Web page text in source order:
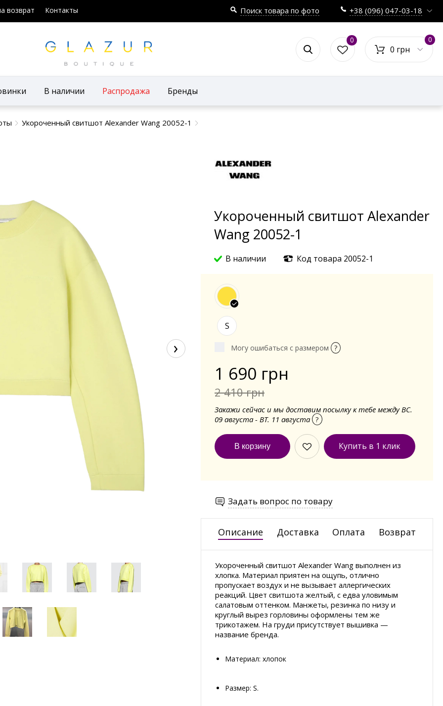
возврат Контакты Поиск товара по фото +38 (096) 047-03-18
В наличии Распродажа Бренды
0
0 грн
0
Укороченный свитшот Alexander Wang 20052-1
›
Укороченный свитшот Alexander
Wang 20052-1
В наличии Код товара 20052-1
S
Могу ошибаться с размером ?
1 690 грн
2 410 грн
Закажи сейчас и мы доставим посылку к тебе между ВС.
09 августа - ВТ. 11 августа ?
Купить в 1 клик
Задать вопрос по товару
Описание Доставка Оплата Возврат
Укороченный свитшот Alexander Wang выполнен из
хлопка. Материал приятен на ощупь, отлично
пропускает воздух и не вызывает аллергических
реакций. Цвет свитшота желтый, с едва уловимым
салатовым оттенком. Манжеты, резинка по низу и
круглый вырез горловины оформлены тем же
трикотажем. На груди присутствует вышивка —
название бренда.
Материал: хлопок
Размер: S.